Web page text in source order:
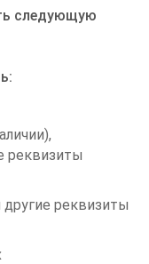
следующую
реквизиты
реквизиты